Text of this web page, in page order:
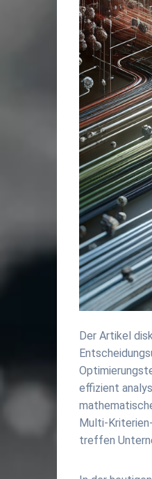
Der Artikel
effizient
Multi-
treffen